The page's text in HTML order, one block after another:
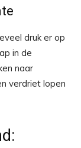
druk er op
in de
naar
verdriet lopen